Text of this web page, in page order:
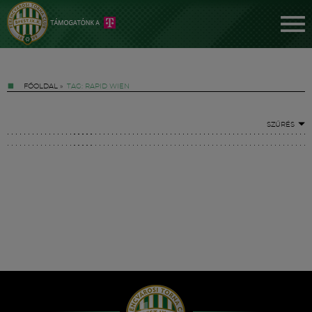
FŐOLDAL » TAG: RAPID WIEN
SZŰRÉS
Hírek